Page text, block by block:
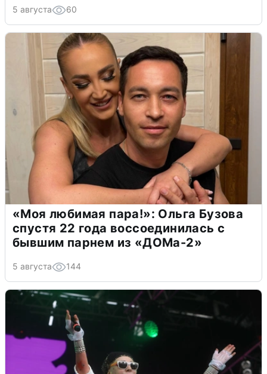
5 августа 60
«Моя любимая пара!»: Ольга Бузова
спустя 22 года воссоединилась с
бывшим парнем из «ДОМа-2»
5 августа 144